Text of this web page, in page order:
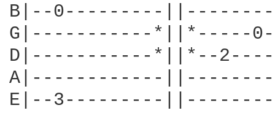
B|--0---------
G|-----------*||*-----
D|-----------*||*--
A|------------
E|--3---------